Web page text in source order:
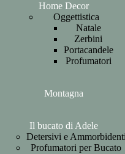
Home Decor
Oggettistica
Natale
Zerbini
Portacandele
Profumatori
Montagna
Il bucato di Adele
Detersivi e Ammorbidenti
Profumatori per Bucato